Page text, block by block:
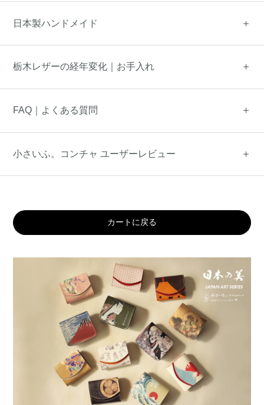
日本製ハンドメイド
栃木レザーの経年変化｜お手入れ
FAQ｜よくある質問
小さいふ。コンチャ ユーザーレビュー
カートに戻る